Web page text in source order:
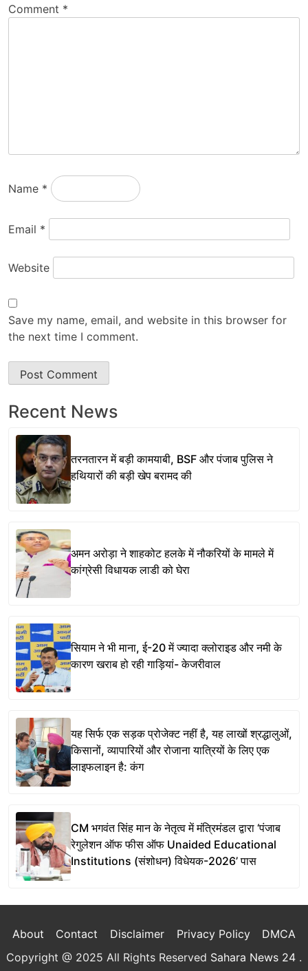
Comment *
Name *
Email *
Website
Save my name, email, and website in this browser for
the next time I comment.
Recent News
तरनतारन में बड़ी कामयाबी, BSF और पंजाब पुलिस ने
हथियारों की बड़ी खेप बरामद की
अमन अरोड़ा ने शाहकोट हलके में नौकरियों के मामले में
कांग्रेसी विधायक लाडी को घेरा
सियाम ने भी माना, ई-20 में ज्यादा क्लोराइड और नमी के
कारण खराब हो रही गाड़ियां- केजरीवाल
यह सिर्फ एक सड़क प्रोजेक्ट नहीं है, यह लाखों श्रद्धालुओं,
किसानों, व्यापारियों और रोजाना यात्रियों के लिए एक
लाइफलाइन है: कंग
CM भगवंत सिंह मान के नेतृत्व में मंत्रिमंडल द्वारा ‘पंजाब
रेगुलेशन ऑफ फीस ऑफ Unaided Educational
Institutions (संशोधन) विधेयक-2026’ पास
About Contact Disclaimer Privacy Policy
DMCA
Copyright @ 2025 All Rights Reserved Sahara News 24 .